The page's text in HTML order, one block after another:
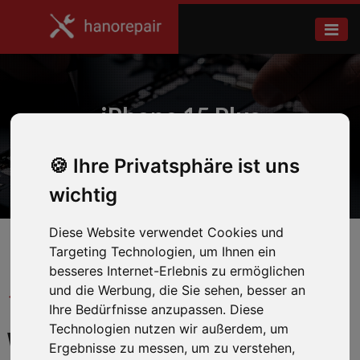
Ihre Privatsphäre ist uns
wichtig
Diese Website verwendet Cookies und
Targeting Technologien, um Ihnen ein
besseres Internet-Erlebnis zu ermöglichen
und die Werbung, die Sie sehen, besser an
Ihre Bedürfnisse anzupassen. Diese
Technologien nutzen wir außerdem, um
Ergebnisse zu messen, um zu verstehen,
iPhone 15 Plus
Home Apple
← Zurück zum Hersteller
WIR REPARIEREN IHR